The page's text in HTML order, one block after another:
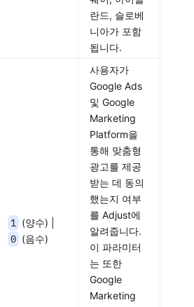
란드, 슬로베
니아가 포함
됩니다.
1 (양수) |
0 (음수)
사용자가
Google Ads
및 Google
Marketing
Platform을
통해 맞춤형
광고를 제공
받는 데 동의
했는지 여부
를 Adjust에
알려줍니다.
이 파라미터
는 또한
Google
Marketing